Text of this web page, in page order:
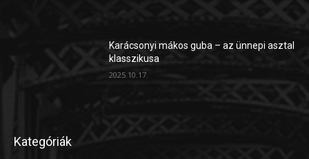
Karácsonyi mákos guba – az ünnepi asztal
klasszikusa
2025.10.17.
Kategóriák